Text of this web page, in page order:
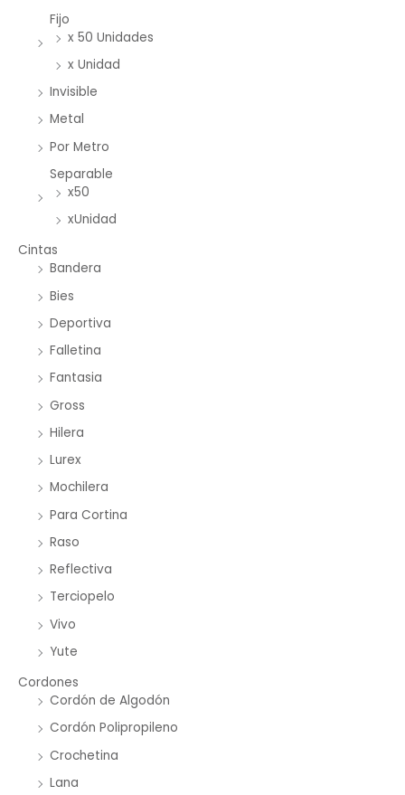
Fijo
x 50 Unidades
x Unidad
Invisible
Metal
Por Metro
Separable
x50
xUnidad
Cintas
Bandera
Bies
Deportiva
Falletina
Fantasia
Gross
Hilera
Lurex
Mochilera
Para Cortina
Raso
Reflectiva
Terciopelo
Vivo
Yute
Cordones
Cordón de Algodón
Cordón Polipropileno
Crochetina
Lana